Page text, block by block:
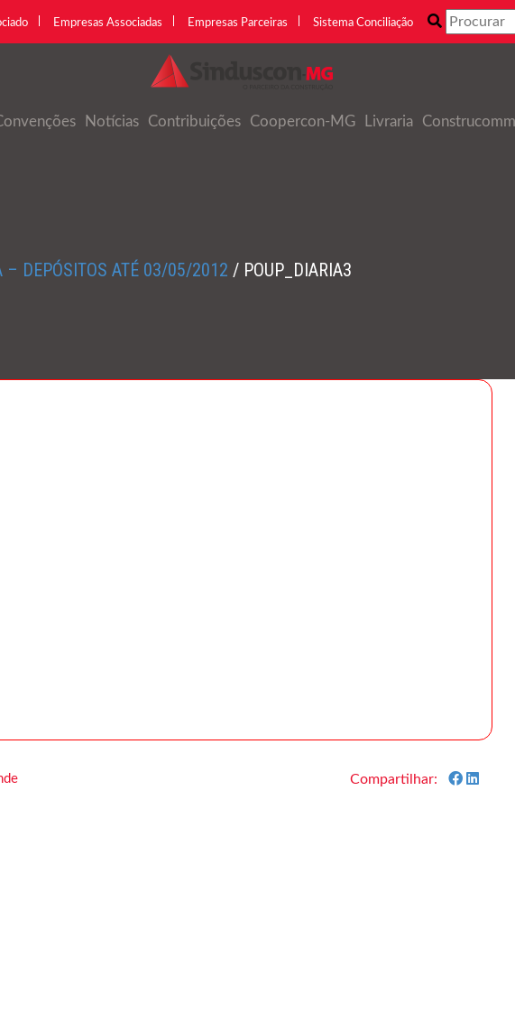
Empresas Associadas Empresas Parceiras Sistema Conciliação
Notícias Contribuições Coopercon-MG Livraria
– DEPÓSITOS ATÉ 03/05/2012 / POUP_DIARIA3
Compartilhar: